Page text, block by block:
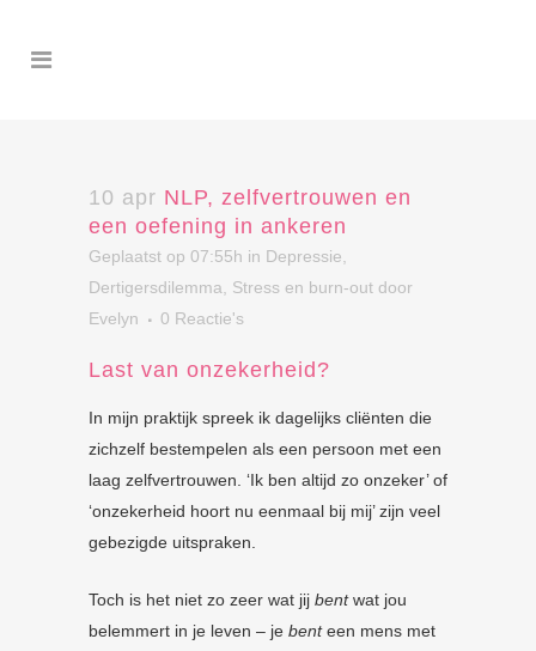
10 apr NLP, zelfvertrouwen en
een oefening in ankeren
Geplaatst op 07:55h in Depressie
Dertigersdilemma
Stress en burn-out door
Evelyn
0 Reactie's
Last van onzekerheid?
In mijn praktijk spreek ik dagelijks cliënten die
zichzelf bestempelen als een persoon met een
laag zelfvertrouwen. ‘Ik ben altijd zo onzeker’ of
‘onzekerheid hoort nu eenmaal bij mij’ zijn veel
gebezigde uitspraken.
Toch is het niet zo zeer wat jij bentwat jou
belemmert in je leven – je benteen mens met